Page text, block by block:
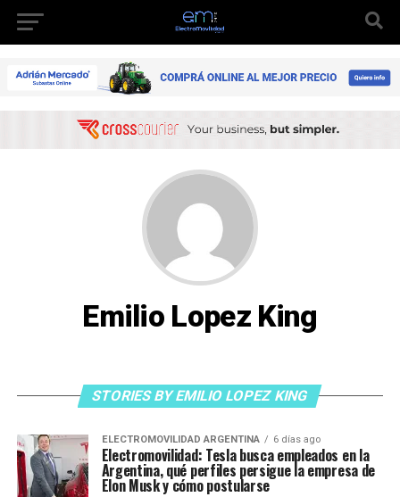
Emilio Lopez King
STORIES BY EMILIO LOPEZ KING
ELECTROMOVILIDAD ARGENTINA 6 días ago
Electromovilidad: Tesla busca empleados en la
Argentina, qué perfiles persigue la empresa de
Elon Musk y cómo postularse